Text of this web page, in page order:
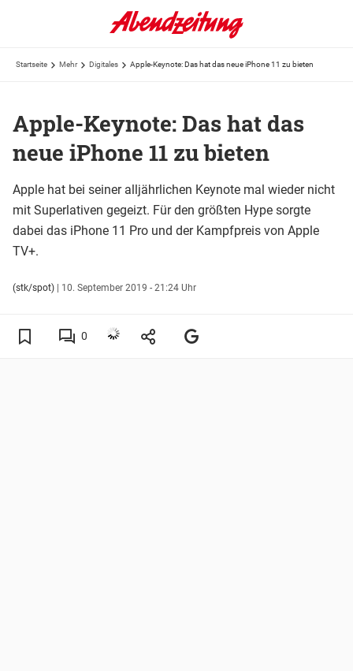
Startseite Mehr Digitales Apple-Keynote: Das hat das neue iPhone 11 zu bieten
Apple-Keynote: Das hat das
neue iPhone 11 zu bieten
Apple hat bei seiner alljährlichen Keynote mal wieder nicht
mit Superlativen gegeizt. Für den größten Hype sorgte
dabei das iPhone 11 Pro und der Kampfpreis von Apple
TV+.
(stk/spot) | 10. September 2019 - 21:24 Uhr
0